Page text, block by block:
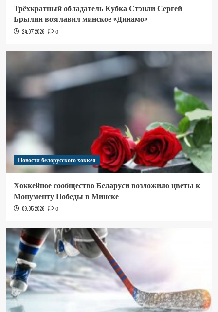
Трёхкратный обладатель Кубка Стэнли Сергей
Брылин возглавил минское «Динамо»
24.07.2026 0
Новости белорусского хоккея
Хоккейное сообщество Беларуси возложило цветы к
Монументу Победы в Минске
09.05.2026 0